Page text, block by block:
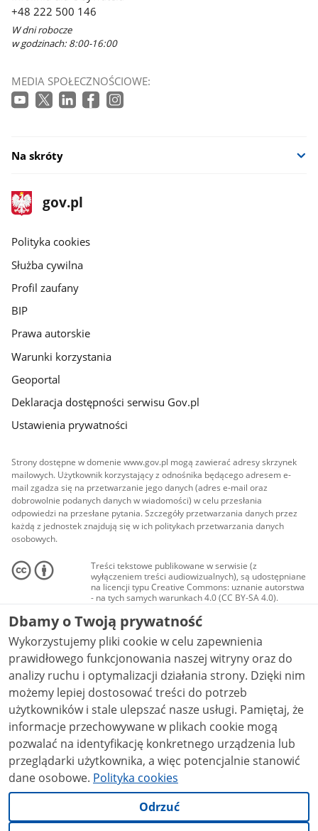
+48 222 500 146
W dni robocze
w godzinach: 8:00-16:00
MEDIA SPOŁECZNOŚCIOWE:
Na skróty
stopka
gov.pl
Strona
gov.pl
gov.pl
Polityka cookies
Służba cywilna
Profil zaufany
BIP
Prawa autorskie
Warunki korzystania
Geoportal
Deklaracja dostępności serwisu Gov.pl
Ustawienia prywatności
Strony dostępne w domenie www.gov.pl mogą zawierać adresy skrzynek
mailowych. Użytkownik korzystający z odnośnika będącego adresem e-
mail zgadza się na przetwarzanie jego danych (adres e-mail oraz
dobrowolnie podanych danych w wiadomości) w celu przesłania
odpowiedzi na przesłane pytania. Szczegóły przetwarzania danych przez
każdą z jednostek znajdują się w ich politykach przetwarzania danych
osobowych.
Treści tekstowe publikowane w serwisie (z
wyłączeniem treści audiowizualnych), są udostępniane
na licencji typu Creative Commons: uznanie autorstwa
- na tych samych warunkach 4.0 (CC BY-SA 4.0).
Materiały audiowizualne, w tym zdjęcia, materiały
audio i wideo, są udostępniane na licencji typu
Creative Commons: uznanie autorstwa użycie
niekomercyjne - bez utworów zależnych 4.0 (CC BY-
NC-ND 4.0), o ile nie jest to stwierdzone inaczej.
Dbamy o Twoją prywatność
Wykorzystujemy pliki cookie w celu zapewnienia
prawidłowego funkcjonowania naszej witryny oraz do
analizy ruchu i optymalizacji działania strony. Dzięki nim
możemy lepiej dostosować treści do potrzeb
użytkowników i stale ulepszać nasze usługi. Pamiętaj, że
informacje przechowywane w plikach cookie mogą
pozwalać na identyfikację konkretnego urządzenia lub
przeglądarki użytkownika, a więc potencjalnie stanowić
dane osobowe. Polityka cookies
Odrzuć